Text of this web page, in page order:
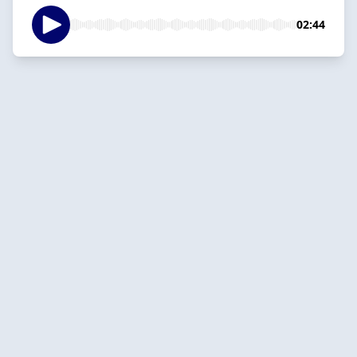
02:44